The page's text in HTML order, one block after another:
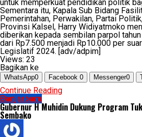
untuk memperkuat pendidikan politik
Sementara itu, Kapala Sub Bidang
Pemerintahan, Perwakilan, Partai
Provinsi Kalsel, Harry Widiyatmoko
diberikan kepada sembilan parpol
dari Rp7.500 menjadi Rp10.000 per
Legislatif 2024. [adv/adpim]
Views: 23
Bagikan ke
WhatsApp0 Facebook 0 Messenger0
Continue Reading
Banjarbaru
Gubernur H Muhidin Dukung Program
Sembako